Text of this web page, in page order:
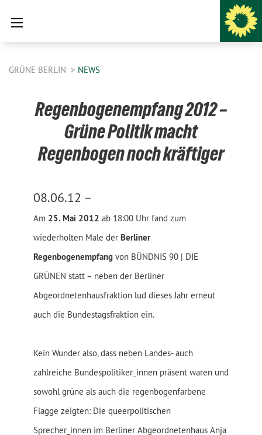
GRÜNE BERLIN NEWS
Regenbogenempfang 2012 –
Grüne Politik macht
Regenbogen noch kräftiger
08.06.12 –
Am 25. Mai 2012 ab 18:00 Uhr fand zum
wiederholten Male der Berliner
Regenbogenempfangvon BÜNDNIS 90 | DIE
GRÜNEN statt – neben der Berliner
Abgeordnetenhausfraktion lud dieses Jahr erneut
auch die Bundestagsfraktion ein.
Kein Wunder also, dass neben Landes- auch
zahlreiche Bundespolitiker_innen präsent waren und
sowohl grüne als auch die regenbogenfarbene
Flagge zeigten: Die queerpolitischen
Sprecher_innen im Berliner Abgeordnetenhaus Anja